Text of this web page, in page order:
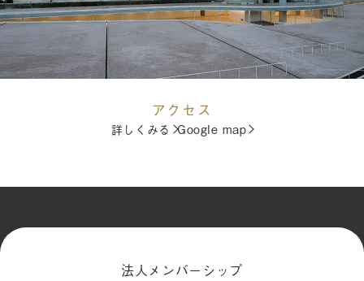
アクセス
詳しくみる Google map
法人メンバーシップ